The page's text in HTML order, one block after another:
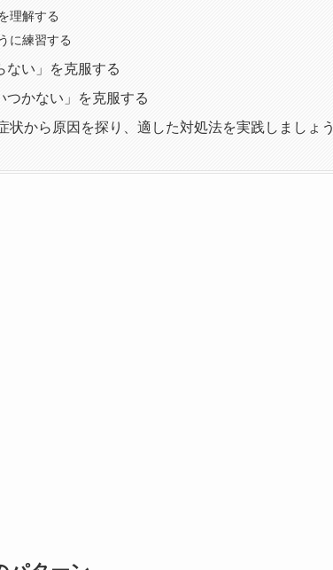
理解する
に練習する
ない」を克服する
つかない」を克服する
状から原因を探り、適した対処法を実践しましょう